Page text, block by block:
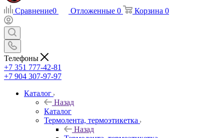
Сравнение0 Отложенные 0 Корзина 0
Телефоны
+7 351 777-42-81
+7 904 307-97-97
Каталог
Назад
Каталог
Термолента, термоэтикетка
Назад